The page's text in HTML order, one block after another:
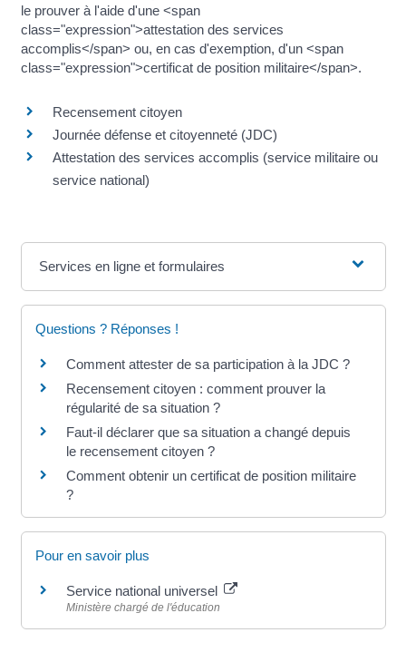
le prouver à l'aide d'une <span
class="expression">attestation des services
accomplis</span> ou, en cas d'exemption, d'un <span
class="expression">certificat de position militaire</span>.
Recensement citoyen
Journée défense et citoyenneté (JDC)
Attestation des services accomplis (service militaire ou
service national)
Services en ligne et formulaires
Questions ? Réponses !
Comment attester de sa participation à la JDC ?
Recensement citoyen : comment prouver la
régularité de sa situation ?
Faut-il déclarer que sa situation a changé depuis
le recensement citoyen ?
Comment obtenir un certificat de position militaire
?
Pour en savoir plus
Service national universel
Ministère chargé de l'éducation